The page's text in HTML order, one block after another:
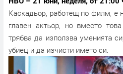
Каскадьор, работещ по филм, е
главен актьор, но вместо
трябва да използва уменията
убиец и да изчисти името си.